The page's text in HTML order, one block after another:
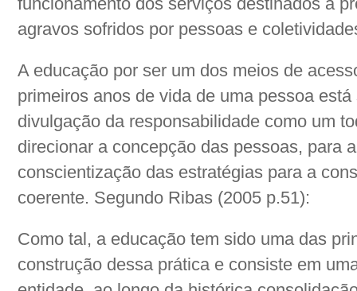
agravos sofridos por pessoas e
A educação por ser um dos meios de
primeiros anos de vida de uma pessoa
divulgação da responsabilidade como um
direcionar a concepção das pessoas, para
conscientização das estratégias para a
coerente. Segundo Ribas (2005 p.51):
Como tal, a educação tem sido uma das
construção dessa prática e consiste em